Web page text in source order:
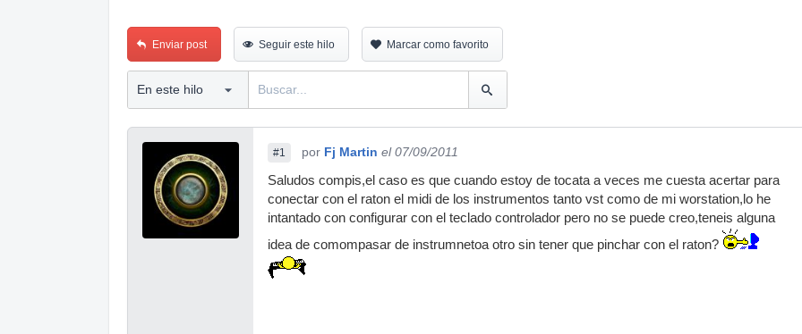
Enviar post Seguir este hilo Marcar como favorito
#1 por Fj Martin el 07/09/2011
Saludos compis,el caso es que cuando estoy de tocata a veces me cuesta acertar para
conectar con el raton el midi de los instrumentos tanto vst como de mi worstation,lo he
intantado con configurar con el teclado controlador pero no se puede creo,teneis alguna
idea de comompasar de instrumnetoa otro sin tener que pinchar con el raton?